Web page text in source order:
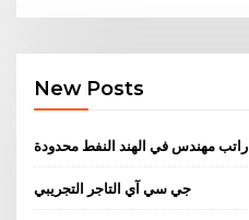
New Posts
راتب مهندس في الهند النفط محدودة
جي سي آي التاجر التجريبي